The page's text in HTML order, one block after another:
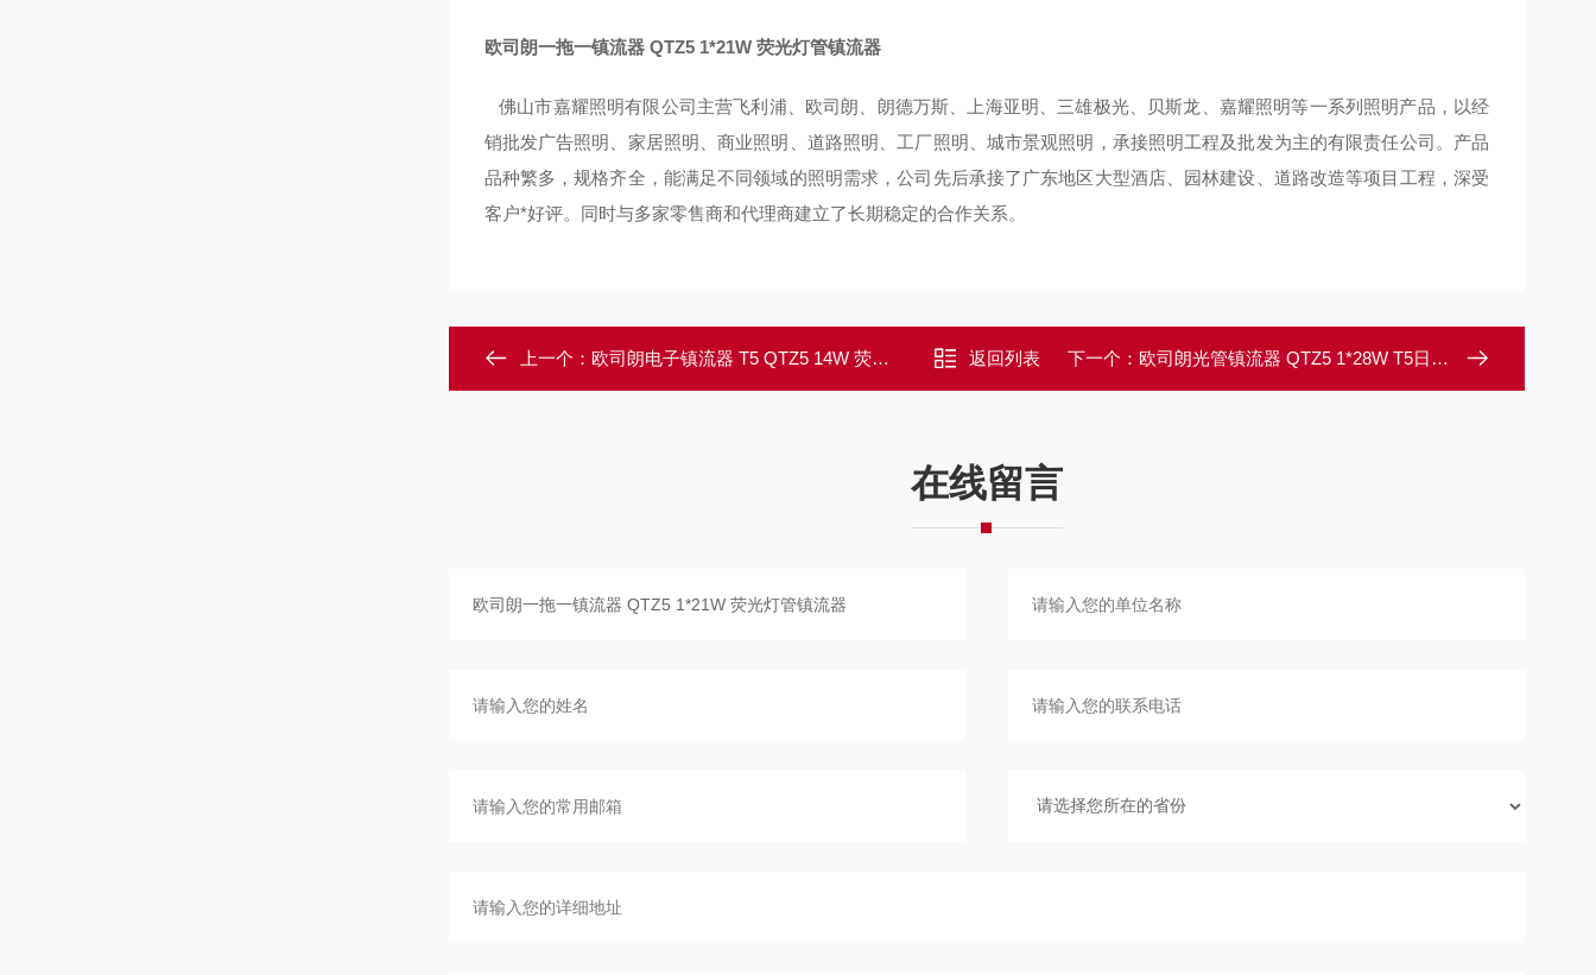
欧司朗一拖一镇流器 QTZ5 1*21W 荧光灯管镇流器
佛山市嘉耀照明有限公司主营飞利浦、欧司朗、朗德万斯、上海亚明、三雄极光、贝斯龙、嘉耀照明等一系列照明产品，以经
销批发广告照明、家居照明、商业照明、道路照明、工厂照明、城市景观照明，承接照明工程及批发为主的有限责任公司。产品
品种繁多，规格齐全，能满足不同领域的照明需求，公司先后承接了广东地区大型酒店、园林建设、道路改造等项目工程，深受
客户*好评。同时与多家零售商和代理商建立了长期稳定的合作关系。
上一个： 欧司朗电子镇流器 T5 QTZ5 14W 荧光灯镇流器 返回列表 下一个： 欧司朗光管镇流器 QTZ5 1*28W T5日光灯镇流器
在线留言